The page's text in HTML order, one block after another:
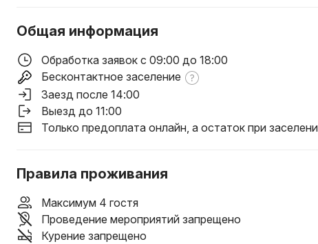
Общая информация
Обработка заявок с 09:00 до 18:00
Бесконтактное заселение
Заезд после 14:00
Выезд до 11:00
Только предоплата онлайн, а остаток при
Правила проживания
Максимум 4 гостя
Проведение мероприятий запрещено
Курение запрещено